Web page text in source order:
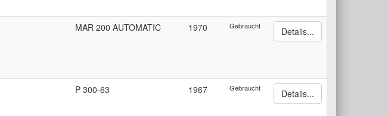
MAR 200 AUTOMATIC 1970 Gebraucht Details...
P 300-63 1967 Gebraucht Details...